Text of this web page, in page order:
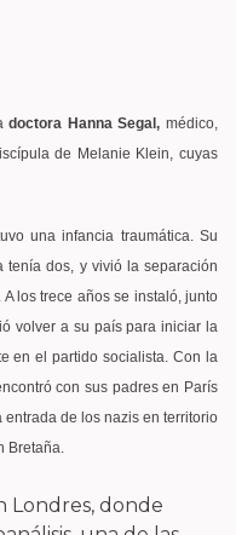
doctora Hanna Segal, médico,
de Melanie Klein, cuyas
una infancia traumática. Su
tenía dos, y vivió la separación
los trece años se instaló, junto
volver a su país para iniciar la
en el partido socialista. Con la
con sus padres en París
de los nazis en territorio
Bretaña.
Londres, donde